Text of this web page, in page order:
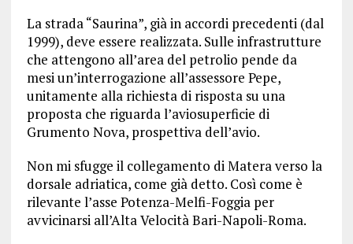
La strada “Saurina”, già in accordi precedenti (dal
1999), deve essere realizzata. Sulle infrastrutture
che attengono all’area del petrolio pende da
mesi un’interrogazione all’assessore Pepe,
unitamente alla richiesta di risposta su una
proposta che riguarda l’aviosuperficie di
Grumento Nova, prospettiva dell’avio.
Non mi sfugge il collegamento di Matera verso la
dorsale adriatica, come già detto. Così come è
rilevante l’asse Potenza-Melfi-Foggia per
avvicinarsi all’Alta Velocità Bari-Napoli-Roma.